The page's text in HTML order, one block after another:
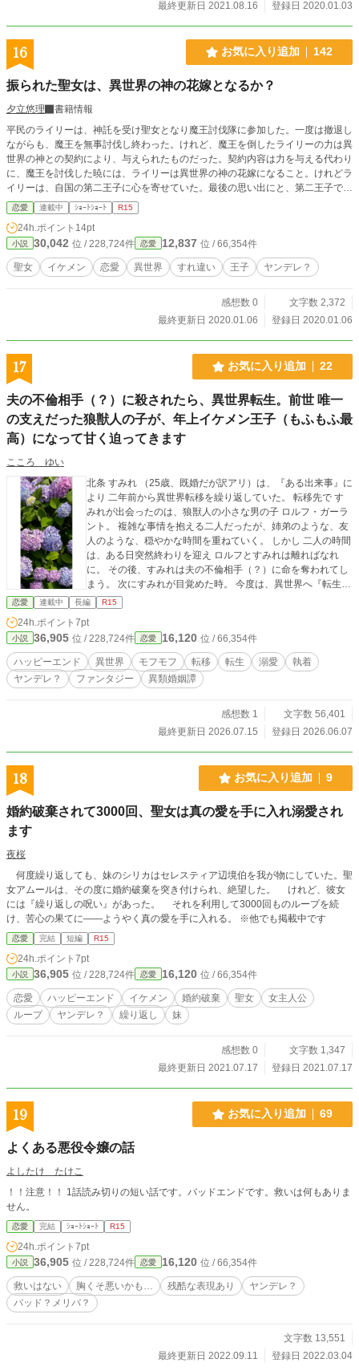
最終更新日 2021.08.16 登録日 2020.01.03
16 お気に入り追加 142
振られた聖女は、異世界の神の花嫁となるか？
夕立悠理
書籍情報
平民のライリーは、神託を受け聖女となり魔王討伐隊に参加した。一度は撤退し
ながらも、魔王を無事討伐し終わった。けれど、魔王を倒したライリーの力は異
世界の神との契約により、与えられたものだった。契約内容は力を与える代わり
に、魔王を討伐した暁には、ライリーは異世界の神の花嫁になること。けれどラ
イリーは、自国の第二王子に心を寄せていた。最後の思い出にと、第二王子であ
るエイダンに告白するが──。
恋愛 連載中 ｼｮｰﾄｼｮｰﾄ R15
24h.ポイント 14pt
小説 30,042 位 / 228,724件 恋愛 12,837 位 / 66,354件
聖女 イケメン 恋愛 異世界 すれ違い 王子 ヤンデレ？
感想数 0
文字数 2,372
最終更新日 2020.01.06
登録日 2020.01.06
17 お気に入り追加 22
夫の不倫相手（？）に殺されたら、異世界転生。前世 唯一
の支えだった狼獣人の子が、年上イケメン王子（もふもふ最
高）になって甘く迫ってきます
こころ ゆい
北条 すみれ （25歳、既婚だが訳アリ）は、『ある出来事』に
より 二年前から異世界転移を繰り返していた。 転移先で す
みれが出会ったのは、狼獣人の小さな男の子 ロルフ・ガーラ
ント。 複雑な事情を抱える二人だったが、姉弟のような、友
人のような、穏やかな時間を重ねていく。 しかし 二人の時間
は、ある日突然終わりを迎え ロルフとすみれは離ればなれ
に。 その後、すみれは夫の不倫相手（？）に命を奪われてし
まう。 次にすみれが目覚めた時。 今度は、異世界へ『転生』
していてーー？ 再会したロルフは、彼女より年上に成長して
いて、戸惑うすみれをよそに、甘く迫ってくる。 『僕はいつ
でも君の味方だって、言ったはずだよ？』 『まだ知らないフ
リをするの？君は残酷だね。.....それでも 好きだよ』 『ね
ぇ、何でもするから......他の男の所なんて 行かないで。ずっ
とずっと、僕のことだけ 考えててよ.....」 ほんのりヤンデレ
（？？？）もふもふヒーロー ✖️ おとなしそうに見えて 芯のあ
を固くお断りいたします。（Do not reupload / use my writing
恋愛 連載中 長編 R15
24h.ポイント 7pt
小説 36,905 位 / 228,724件 恋愛 16,120 位 / 66,354件
ハッピーエンド 異世界 モフモフ 転移 転生 溺愛
執着
ヤンデレ？
ファンタジー 異類婚姻譚
感想数 1
文字数 56,401
最終更新日 2026.07.15
登録日 2026.06.07
18 お気に入り追加 9
婚約破棄されて3000回、聖女は真の愛を手に入れ溺愛され
ます
夜桜
何度繰り返しても、妹のシリカはセレスティア辺境伯を我が物にしていた。聖
女アムールは、その度に婚約破棄を突き付けられ、絶望した。 けれど、彼女
には『繰り返しの呪い』があった。 それを利用して3000回ものループを続
け、苦心の果てに――ようやく真の愛を手に入れる。 ※他でも掲載中です
恋愛 完結 短編 R15
24h.ポイント 7pt
小説 36,905 位 / 228,724件 恋愛 16,120 位 / 66,354件
恋愛 ハッピーエンド イケメン 婚約破棄 聖女
女主人公
ループ
ヤンデレ？ 繰り返し 妹
感想数 0
文字数 1,347
最終更新日 2021.07.17
登録日 2021.07.17
19 お気に入り追加 69
よくある悪役令嬢の話
よしたけ たけこ
！！注意！！ 1話読み切りの短い話です。バッドエンドです。救いは何もありま
せん。
恋愛 完結 ｼｮｰﾄｼｮｰﾄ R15
24h.ポイント 7pt
小説 36,905 位 / 228,724件 恋愛 16,120 位 / 66,354件
救いはない 胸くそ悪いかも… 残酷な表現あり
ヤンデレ？
バッド？メリバ？
文字数 13,551
最終更新日 2022.09.11
登録日 2022.03.04